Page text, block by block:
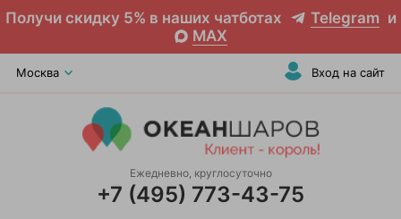
Получи скидку 5% в наших чатботах Telegram и
MAX
Москва Вход на сайт
Ежедневно, круглосуточно
+7 (495) 773-43-75